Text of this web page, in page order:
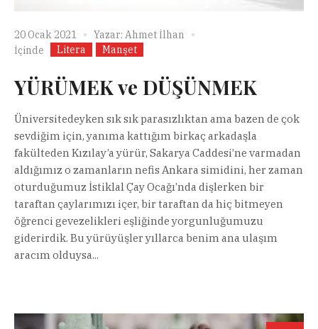
20 Ocak 2021 Yazar: Ahmet İlhan
İçinde
Litera Manşet
YÜRÜMEK ve DÜŞÜNMEK
Üniversitedeyken sık sık parasızlıktan ama bazen de çok
sevdiğim için, yanıma kattığım birkaç arkadaşla
fakülteden Kızılay’a yürür, Sakarya Caddesi’ne varmadan
aldığımız o zamanların nefis Ankara simidini, her zaman
oturduğumuz İstiklal Çay Ocağı’nda dişlerken bir
taraftan çaylarımızı içer, bir taraftan da hiç bitmeyen
öğrenci gevezelikleri eşliğinde yorgunluğumuzu
giderirdik. Bu yürüyüşler yıllarca benim ana ulaşım
aracım olduysa...